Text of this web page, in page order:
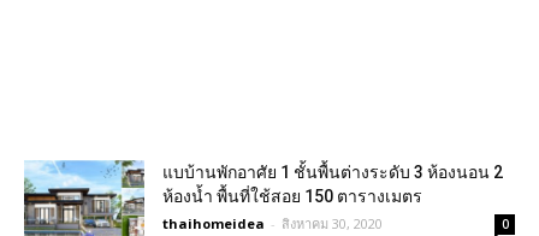
แบบ้านพักอาศัย 1 ชั้นพื้นต่างระดับ 3 ห้องนอน 2
ห้องน้ำ พื้นที่ใช้สอย 150 ตารางเมตร
thaihomeidea - สิงหาคม 30, 2020 0